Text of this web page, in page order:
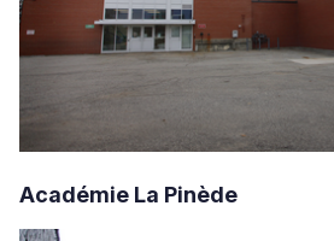
Académie La Pinède